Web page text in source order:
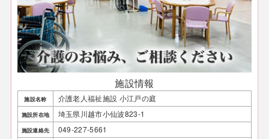
施設情報
施設名称 介護老人福祉施設 小江戸の庭
施設所在地 埼玉県川越市小仙波823-1
施設連絡先 049-227-5661